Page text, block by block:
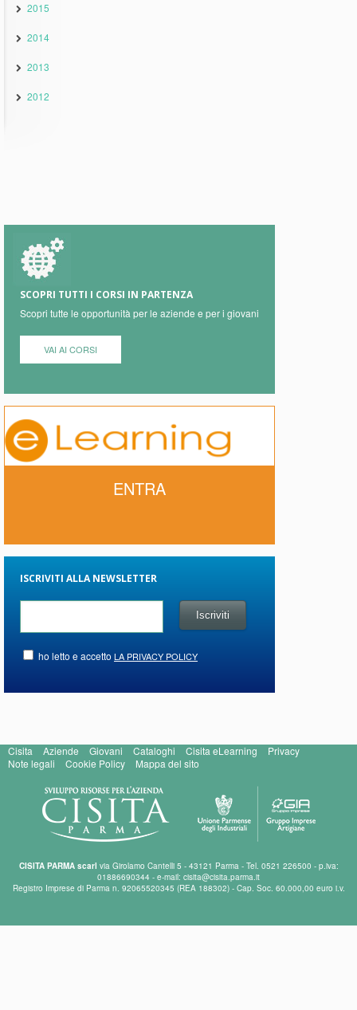
2015
2014
2013
2012
SCOPRI TUTTI I CORSI IN PARTENZA
Scopri tutte le opportunità per le aziende e per i giovani
VAI AI CORSI
ENTRA
ISCRIVITI ALLA NEWSLETTER
ho letto e accetto LA PRIVACY POLICY
Cisita Aziende Giovani Cataloghi Cisita eLearning
Privacy
Note legali
Cookie Policy Mappa del sito
CISITA PARMA scarl via Girolamo Cantelli 5 - 43121 Parma - Tel. 0521 226500 - p.iva:
01886690344 - e-mail: cisita@cisita.parma.it
Registro Imprese di Parma n. 92065520345 (REA 188302) - Cap. Soc. 60.000,00 euro i.v.